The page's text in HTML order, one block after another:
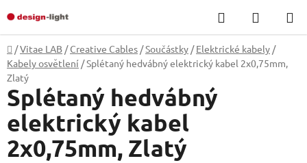
na
obsah
Hledat
KOŠÍK
Domů
/Vitae LAB / Creative Cables /Součástky / Elektrické kabely /
Kabely osvětlení /Splétaný hedvábný elektrický kabel 2x0,75mm,
Zlatý
Splétaný hedvábný
elektrický kabel
2x0,75mm, Zlatý